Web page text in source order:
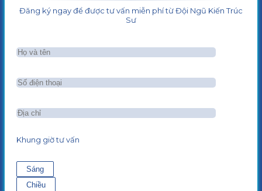
Đăng ký ngay để được tư vấn miễn phí từ Đội Ngũ Kiến Trúc
Sư
Khung giờ tư vấn
Sáng
Chiều